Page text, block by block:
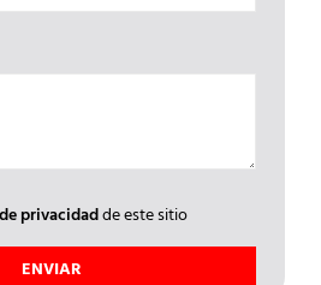
privacidadde este sitio